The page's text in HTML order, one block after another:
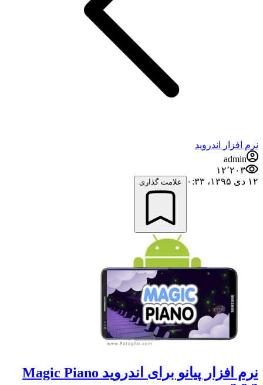
نرم افزار اندروید
admin
۱۲٬۲۰۳
۱۲ دی ۱۳۹۵،‏ ۰:۳۳
علامت گذاری
نرم افزار پیانو برای اندروید Magic Piano